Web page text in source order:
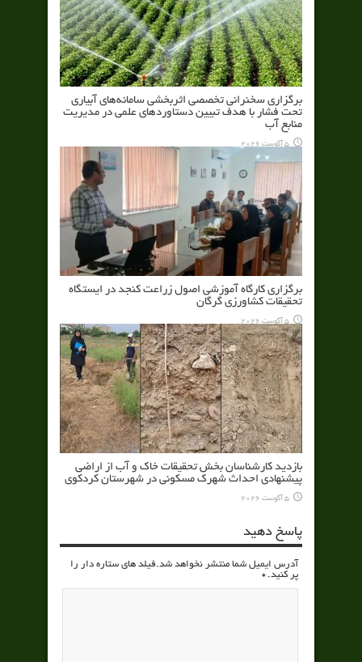
برگزاری سخنرانی تخصصی اثربخشی سامانه‌های آبیاری
تحت فشار با هدف تبیین دستاوردهای علمی در مدیریت
منابع آب
5 آگوست 2026
برگزاری کارگاه آموزشی اصول زراعت کنجد در ایستگاه
تحقیقات کشاورزی گرگان
5 آگوست 2026
بازدید کارشناسان بخش تحقیقات خاک و آب از اراضی
پیشنهادی احداث شهرک مسکونی در شهرستان کردکوی
5 آگوست 2026
پاسخ دهید
آدرس ایمیل شما منتشر نخواهد شد.فیلد های ستاره دار را
پر کنید.*